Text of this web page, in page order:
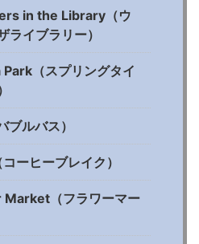
in the Library（ウ
ライブラリー）
（スプリングタイ
ルバス）
ーヒーブレイク）
Market（フラワーマー